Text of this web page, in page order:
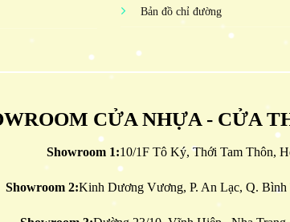
Bản đồ chỉ đường
CỬA NHỰA - CỬA
Showroom 1:10/1F Tô Ký, Thới Tam Thôn,
Showroom 2:Kinh Dương Vương, P. An Lạc, Q. Bình